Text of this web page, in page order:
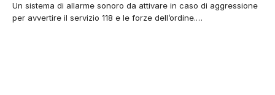
Un sistema di allarme sonoro da attivare in caso di aggressione
per avvertire il servizio 118 e le forze dell’ordine.…